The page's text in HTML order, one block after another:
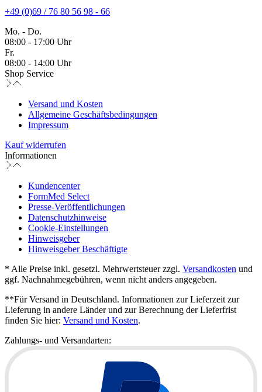
+49 (0)69 / 76 80 56 98 - 66
Mo. - Do.
08:00 - 17:00 Uhr
Fr.
08:00 - 14:00 Uhr
Shop Service
Versand und Kosten
Allgemeine Geschäftsbedingungen
Impressum
Kauf widerrufen
Informationen
Kundencenter
FormMed Select
Presse-Veröffentlichungen
Datenschutzhinweise
Cookie-Einstellungen
Hinweisgeber
Hinweisgeber Beschäftigte
* Alle Preise inkl. gesetzl. Mehrwertsteuer zzgl. Versandkosten und
ggf. Nachnahmegebühren, wenn nicht anders angegeben.
**Für Versand in Deutschland. Informationen zur Lieferzeit zur
Lieferung in andere Länder und zur Berechnung der Lieferfrist
finden Sie hier: Versand und Kosten.
Zahlungs- und Versandarten: